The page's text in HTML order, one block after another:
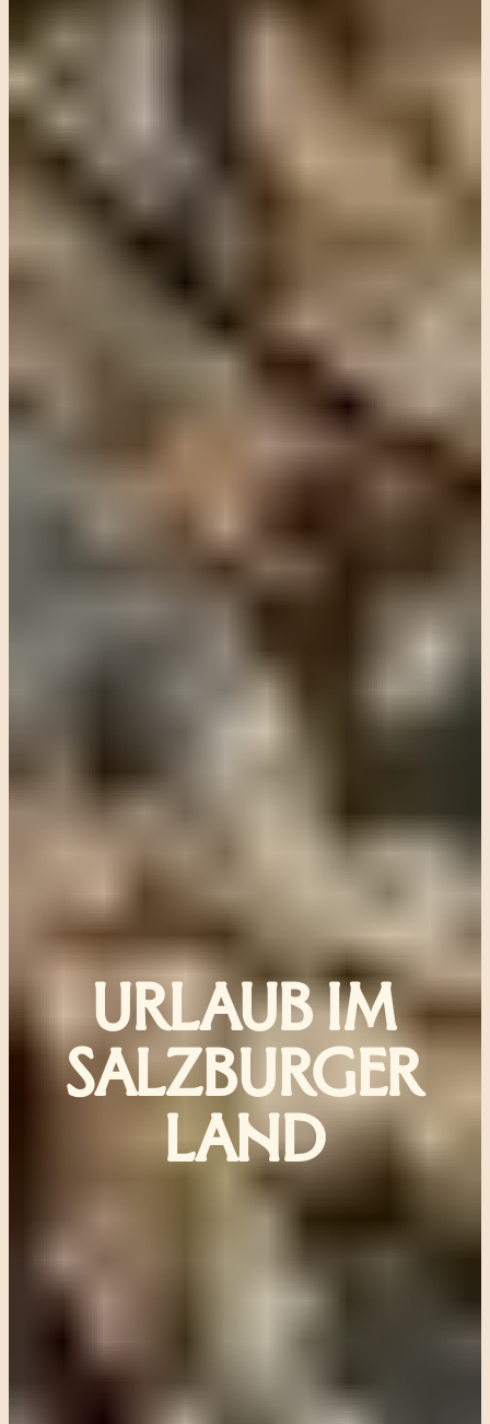
URLAUB IM
SALZBURGER
LAND